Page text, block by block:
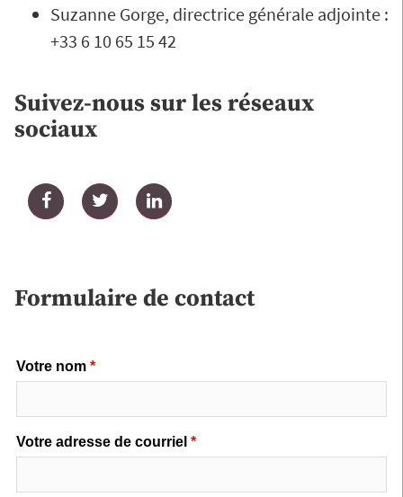
Suzanne Gorge, directrice générale adjointe :
+33 6 10 65 15 42
Suivez-nous sur les réseaux
sociaux
FacebookTwitterLinkedIn
Formulaire de contact